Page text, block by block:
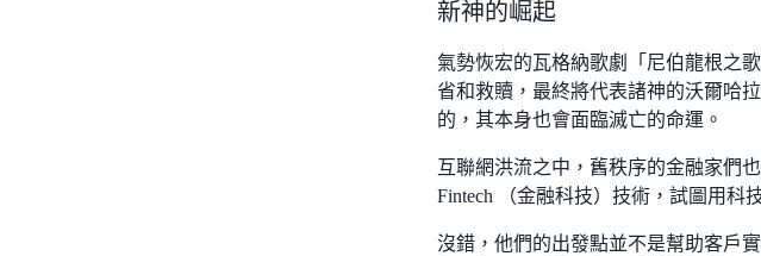
新神的崛起
氣勢恢宏的瓦格納歌劇「尼伯龍根之
省和救贖，最終將代表諸神的沃爾哈
的，其本身也會面臨滅亡的命運。
互聯網洪流之中，舊秩序的金融家們
Fintech （金融科技）技術，試圖用科
沒錯，他們的出發點並不是幫助客戶